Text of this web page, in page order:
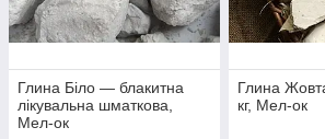
Глина Біло — блакитна
лікувальна шматкова,
Мел-ок
Глина
кг, Мел-ок